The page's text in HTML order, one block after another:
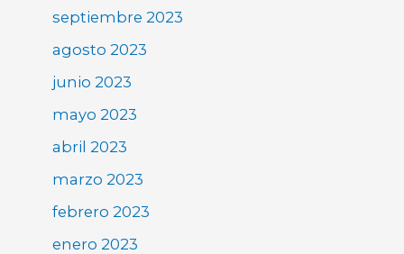
septiembre 2023
agosto 2023
junio 2023
mayo 2023
abril 2023
marzo 2023
febrero 2023
enero 2023